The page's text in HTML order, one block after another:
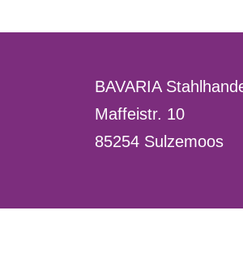
BAVARIA
Maffeistr. 10
85254 Sulzemoos